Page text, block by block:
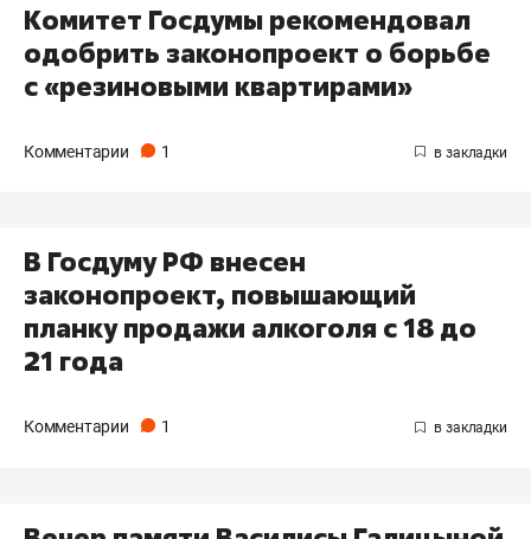
Комитет Госдумы рекомендовал
одобрить законопроект о борьбе
с «резиновыми квартирами»
Комментарии 1
В Госдуму РФ внесен
законопроект, повышающий
планку продажи алкоголя c 18 до
21 года
Комментарии 1